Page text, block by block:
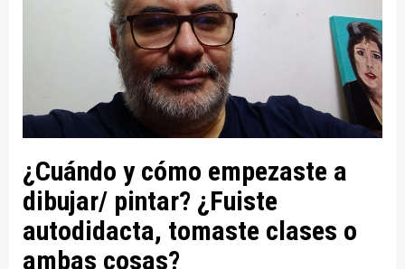
¿Cuándo y cómo empezaste a
dibujar/ pintar? ¿Fuiste
autodidacta, tomaste clases o
ambas cosas?